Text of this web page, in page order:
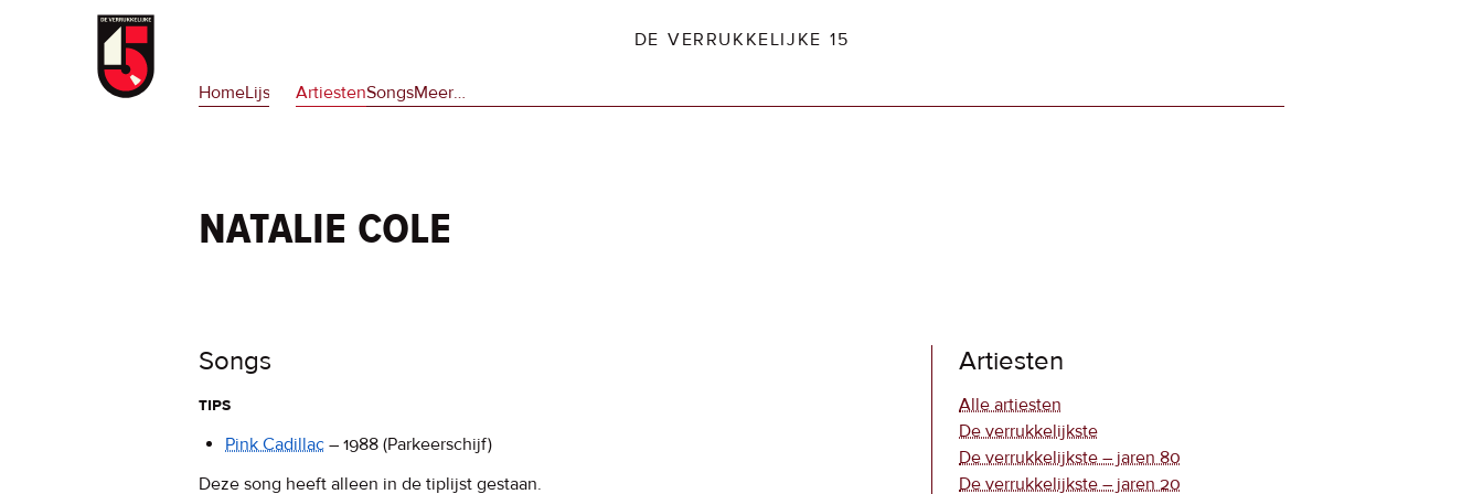
Overslaan
naar
DE VERRUKKELIJKE 15
Hoofdnavigatie
HomeLijsten ArtiestenSongsMeerop
…
natalie cole
Songs
tips
Pink Cadillac – 1988 (Parkeerschijf)
Deze song heeft alleen in de tiplijst gestaan.
Artiesten
Alle artiesten
De verrukkelijkste
De verrukkelijkste – jaren 80
De verrukkelijkste – jaren 20